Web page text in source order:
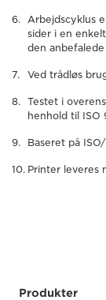
Arbejdscyklus
sider i en
den
Ved trådløs
Testet i
henhold til ISO
Baseret på
Printer leveres
Produkter